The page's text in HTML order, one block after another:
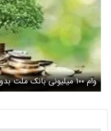
وام ۱۰۰ میلیونی بانک
دریافت